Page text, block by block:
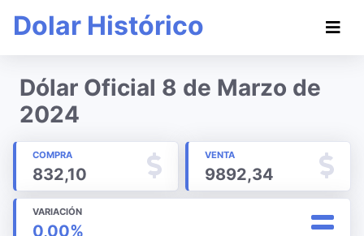
Dolar Histórico
Dólar Oficial 8 de Marzo de
2024
COMPRA
832,10
VENTA
9892,34
VARIACIÓN
0,00%